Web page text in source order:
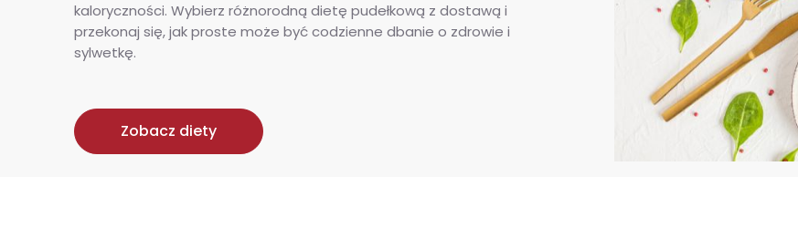
kaloryczności. Wybierz różnorodną dietę pudełkową z dostawą i
przekonaj się, jak proste może być codzienne dbanie o zdrowie i
sylwetkę.
Zobacz diety